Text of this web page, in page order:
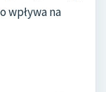
wpływa na